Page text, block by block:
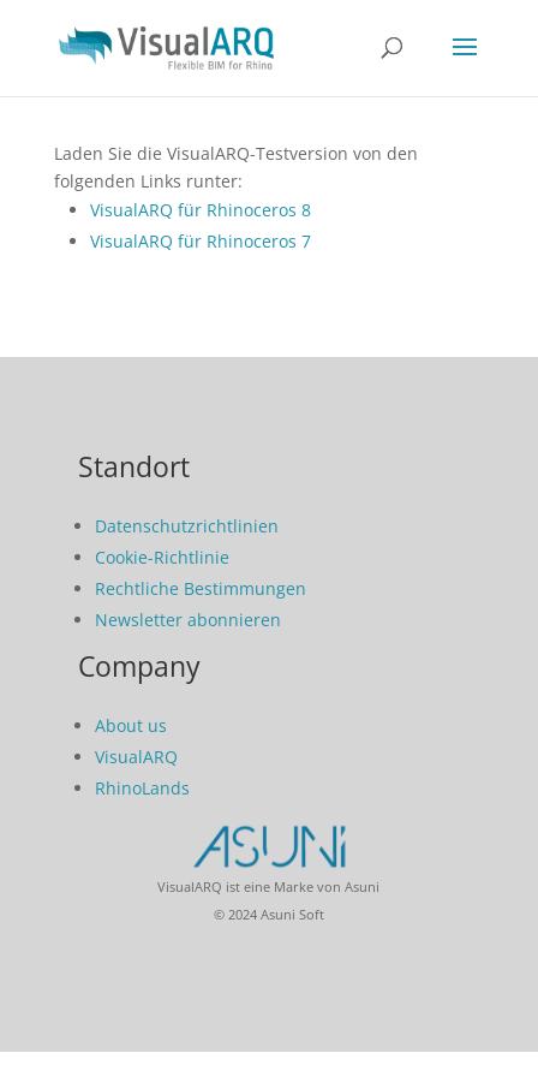
Laden Sie die VisualARQ-Testversion von den
folgenden Links runter:
VisualARQ für Rhinoceros 8
VisualARQ für Rhinoceros 7
Standort
Datenschutzrichtlinien
Cookie-Richtlinie
Rechtliche Bestimmungen
Newsletter abonnieren
Company
About us
VisualARQ
RhinoLands
VisualARQ ist eine Marke von Asuni
© 2024 Asuni Soft